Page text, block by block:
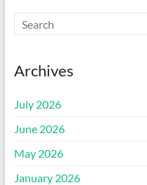
Archives
July 2026
June 2026
May 2026
January 2026